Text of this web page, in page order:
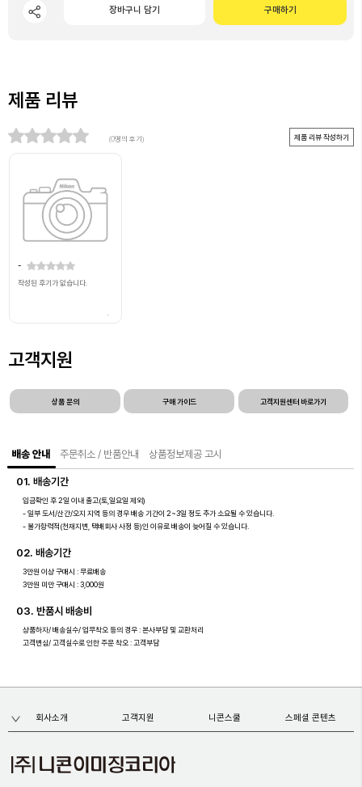
장바구니 담기 구매하기
제품 리뷰
(0명의 후기) 제품 리뷰 작성하기
-
작성된 후기가 없습니다.
-
고객지원
상품 문의 구매 가이드 고객지원센터 바로가기
배송 안내 주문취소 / 반품안내 상품정보제공 고시
01. 배송기간
입금확인 후 2일 이내 출고(토,일요일 제외)
- 일부 도서/산간/오지 지역 등의 경우 배송 기간이 2~3일 정도 추가 소요될 수 있습니다.
- 불가항력적(천재지변, 택배회사 사정 등)인 이유로 배송이 늦어질 수 있습니다.
02. 배송기간
3만원 이상 구매시 : 무료배송
3만원 미만 구매시 : 3,000원
03. 반품시 배송비
상품하자/ 배송실수/ 업무착오 등의 경우 : 본사부담 및 교환처리
고객변심/ 고객실수로 인한 주문 착오 : 고객부담
회사소개 고객지원 니콘스쿨 스페셜 콘텐츠